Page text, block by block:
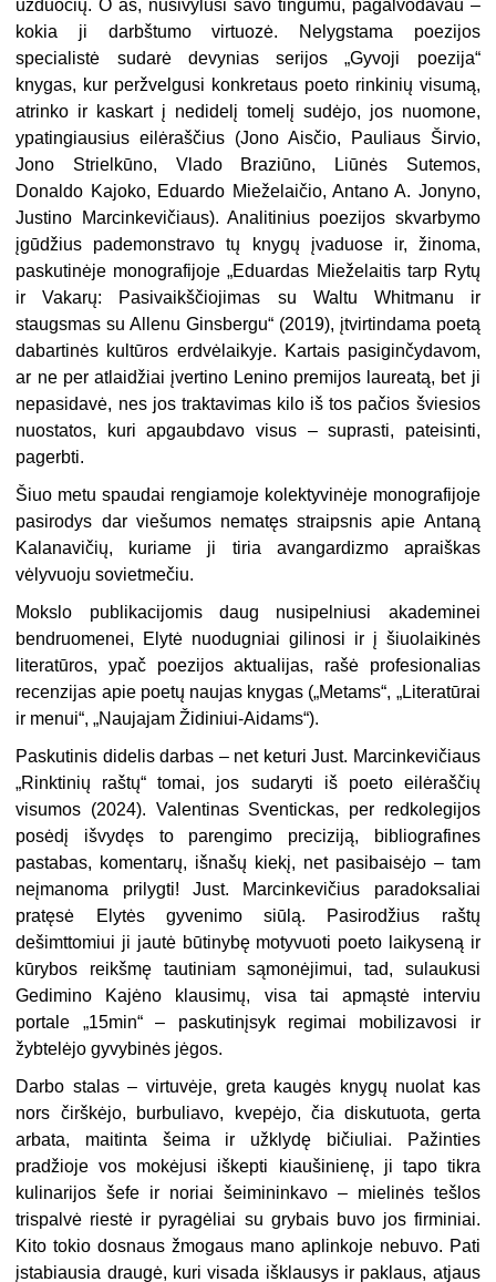
užduočių. O aš, nusivylusi savo tingumu, pagalvodavau –
kokia ji darbštumo virtuozė. Nelygstama poezijos
specialistė sudarė devynias serijos „Gyvoji poezija“
knygas, kur peržvelgusi konkretaus poeto rinkinių visumą,
atrinko ir kaskart į nedidelį tomelį sudėjo, jos nuomone,
ypatingiausius eilėraščius (Jono Aisčio, Pauliaus Širvio,
Jono Strielkūno, Vlado Braziūno, Liūnės Sutemos,
Donaldo Kajoko, Eduardo Mieželaičio, Antano A. Jonyno,
Justino Marcinkevičiaus). Analitinius poezijos skvarbymo
įgūdžius pademonstravo tų knygų įvaduose ir, žinoma,
paskutinėje monografijoje „Eduardas Mieželaitis tarp Rytų
ir Vakarų: Pasivaikščiojimas su Waltu Whitmanu ir
staugsmas su Allenu Ginsbergu“ (2019), įtvirtindama poetą
dabartinės kultūros erdvėlaikyje. Kartais pasiginčydavom,
ar ne per atlaidžiai įvertino Lenino premijos laureatą, bet ji
nepasidavė, nes jos traktavimas kilo iš tos pačios šviesios
nuostatos, kuri apgaubdavo visus – suprasti, pateisinti,
pagerbti.
Šiuo metu spaudai rengiamoje kolektyvinėje monografijoje
pasirodys dar viešumos nematęs straipsnis apie Antaną
Kalanavičių, kuriame ji tiria avangardizmo apraiškas
vėlyvuoju sovietmečiu.
Mokslo publikacijomis daug nusipelniusi akademinei
bendruomenei, Elytė nuodugniai gilinosi ir į šiuolaikinės
literatūros, ypač poezijos aktualijas, rašė profesionalias
recenzijas apie poetų naujas knygas („Metams“, „Literatūrai
ir menui“, „Naujajam Židiniui-Aidams“).
Paskutinis didelis darbas – net keturi Just. Marcinkevičiaus
„Rinktinių raštų“ tomai, jos sudaryti iš poeto eilėraščių
visumos (2024). Valentinas Sventickas, per redkolegijos
posėdį išvydęs to parengimo preciziją, bibliografines
pastabas, komentarų, išnašų kiekį, net pasibaisėjo – tam
neįmanoma prilygti! Just.
Marcinkevičius paradoksaliai
pratęsė Elytės gyvenimo siūlą. Pasirodžius raštų
dešimttomiui ji jautė būtinybę motyvuoti poeto laikyseną ir
kūrybos reikšmę tautiniam sąmonėjimui, tad, sulaukusi
Gedimino Kajėno klausimų, visa tai apmąstė interviu
portale „15min“ – paskutinįsyk regimai mobilizavosi ir
žybtelėjo gyvybinės jėgos.
Darbo stalas – virtuvėje, greta kaugės knygų nuolat kas
nors čirškėjo, burbuliavo, kvepėjo, čia diskutuota, gerta
arbata, maitinta šeima ir užklydę bičiuliai. Pažinties
pradžioje vos mokėjusi iškepti kiaušinienę, ji tapo tikra
kulinarijos šefe ir noriai šeimininkavo – mielinės tešlos
trispalvė riestė ir pyragėliai su grybais buvo jos firminiai.
Kito tokio dosnaus žmogaus mano aplinkoje nebuvo. Pati
įstabiausia draugė, kuri visada išklausys ir paklaus, atjaus